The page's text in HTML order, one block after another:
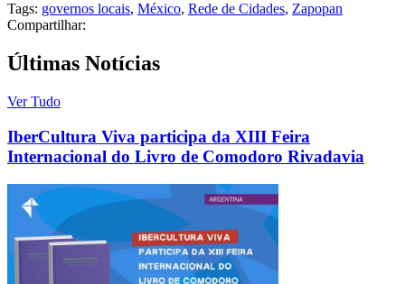
Tags: governos locais, México, Rede de Cidades, Zapopan
Compartilhar:
Últimas Notícias
Ver Tudo
IberCultura Viva participa da XIII Feira
Internacional do Livro de Comodoro Rivadavia